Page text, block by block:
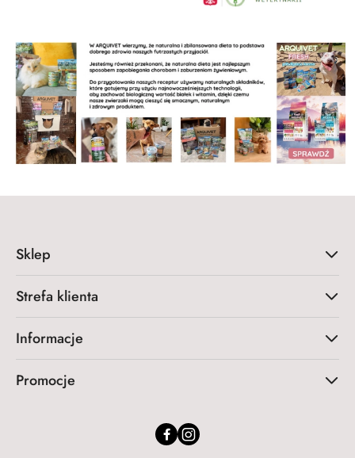
Sklep
Strefa klienta
Informacje
Promocje